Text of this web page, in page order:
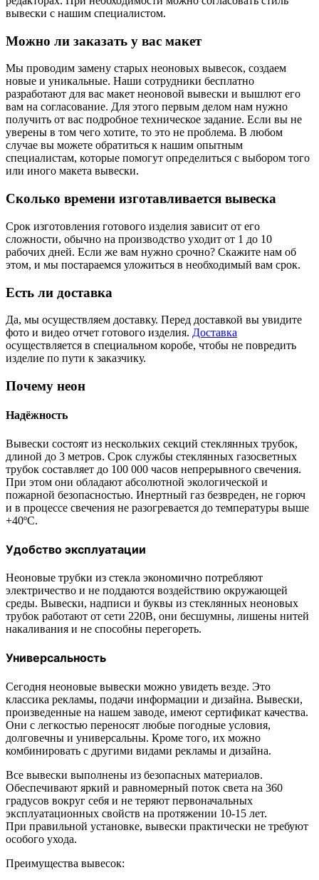
вывески с нашим специалистом.
Можно ли заказать у вас макет
Мы проводим замену старых неоновых вывесок, создаем
новые и уникальные. Наши сотрудники бесплатно
разработают для вас макет неоновой вывески и вышлют его
вам на согласование. Для этого первым делом нам нужно
получить от вас подробное техническое задание. Если вы не
уверены в том чего хотите, то это не проблема. В любом
случае вы можете обратиться к нашим опытным
специалистам, которые помогут определиться с выбором того
или иного макета вывески.
Сколько времени изготавливается вывеска
Срок изготовления готового изделия зависит от его
сложности, обычно на производство уходит от 1 до 10
рабочих дней. Если же вам нужно срочно? Скажите нам об
этом, и мы постараемся уложиться в необходимый вам срок.
Есть ли доставка
Да, мы осуществляем доставку. Перед доставкой вы увидите
фото и видео отчет готового изделия. Доставка
осуществляется в специальном коробе, чтобы не повредить
изделие по пути к заказчику.
Почему неон
Надёжность
Вывески состоят из нескольких секций стеклянных трубок,
длиной до 3 метров. Срок службы стеклянных газосветных
трубок составляет до 100 000 часов непрерывного свечения.
При этом они обладают абсолютной экологической и
пожарной безопасностью. Инертный газ безвреден, не горюч
и в процессе свечения не разогревается до температуры выше
+40ºС.
Удобство эксплуатации
Неоновые трубки из стекла экономично потребляют
электричество и не поддаются воздействию окружающей
среды. Вывески, надписи и буквы из стеклянных неоновых
трубок работают от сети 220В, они бесшумны, лишены нитей
накаливания и не способны перегореть.
Универсальность
Сегодня неоновые вывески можно увидеть везде. Это
классика рекламы, подачи информации и дизайна. Вывески,
произведенные на нашем заводе, имеют сертификат качества.
Они с легкостью переносят любые погодные условия,
долговечны и универсальны. Кроме того, их можно
комбинировать с другими видами рекламы и дизайна.
Все вывески выполнены из безопасных материалов.
Обеспечивают яркий и равномерный поток света на 360
градусов вокруг себя и не теряют первоначальных
эксплуатационных свойств на протяжении 10-15 лет.
При правильной установке, вывески практически не требуют
особого ухода.
Преимущества вывесок: